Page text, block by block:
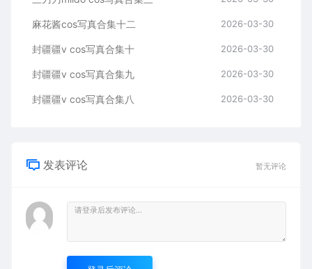
麻花酱cos写真合集十二 2026-03-30
封疆疆v cos写真合集十 2026-03-30
封疆疆v cos写真合集九 2026-03-30
封疆疆v cos写真合集八 2026-03-30
发表评论 暂无评论